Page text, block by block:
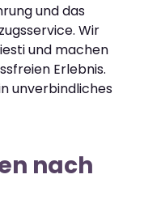
und das
Wir
und machen
Erlebnis.
unverbindliches
nach